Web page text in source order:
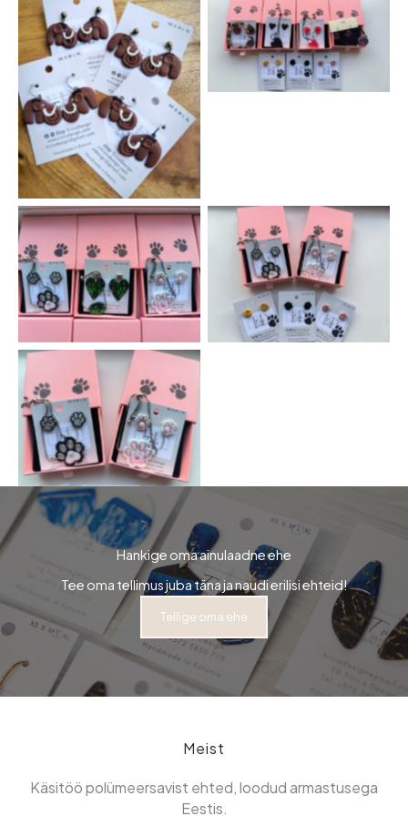
Hankige oma ainulaadne ehe
Tee oma tellimus juba täna ja naudi erilisi ehteid!
Tellige oma ehe
Meist
Käsitöö polümeersavist ehted, loodud armastusega
Eestis.